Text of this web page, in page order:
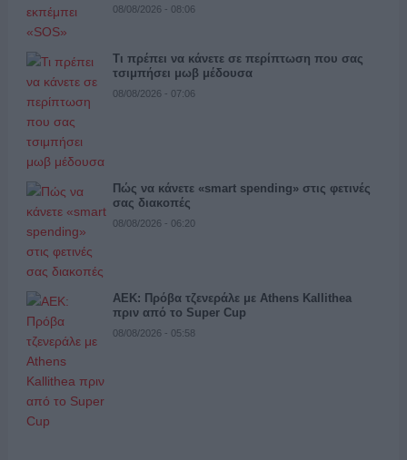
08/08/2026 - 08:06
Τι πρέπει να κάνετε σε περίπτωση που σας
τσιμπήσει μωβ μέδουσα
08/08/2026 - 07:06
Πώς να κάνετε «smart spending» στις φετινές
σας διακοπές
08/08/2026 - 06:20
ΑΕΚ: Πρόβα τζενεράλε με Athens Kallithea
πριν από το Super Cup
08/08/2026 - 05:58